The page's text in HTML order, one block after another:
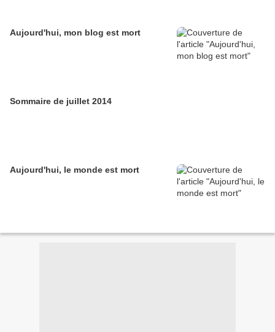
Aujourd'hui, mon blog est mort
Sommaire de juillet 2014
Aujourd'hui, le monde est mort